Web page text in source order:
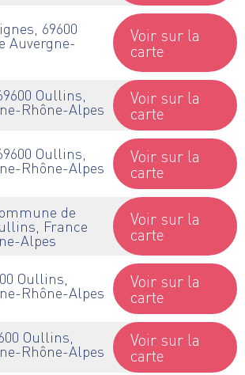
69600
Auvergne- Voir sur la
carte
Oullins,
Rhône-Alpes
Voir sur la
carte
Oullins,
Rhône-Alpes
Voir sur la
carte
de
France
Alpes
Voir sur la
carte
Oullins,
Rhône-Alpes
Voir sur la
carte
Oullins,
Rhône-Alpes
Voir sur la
carte